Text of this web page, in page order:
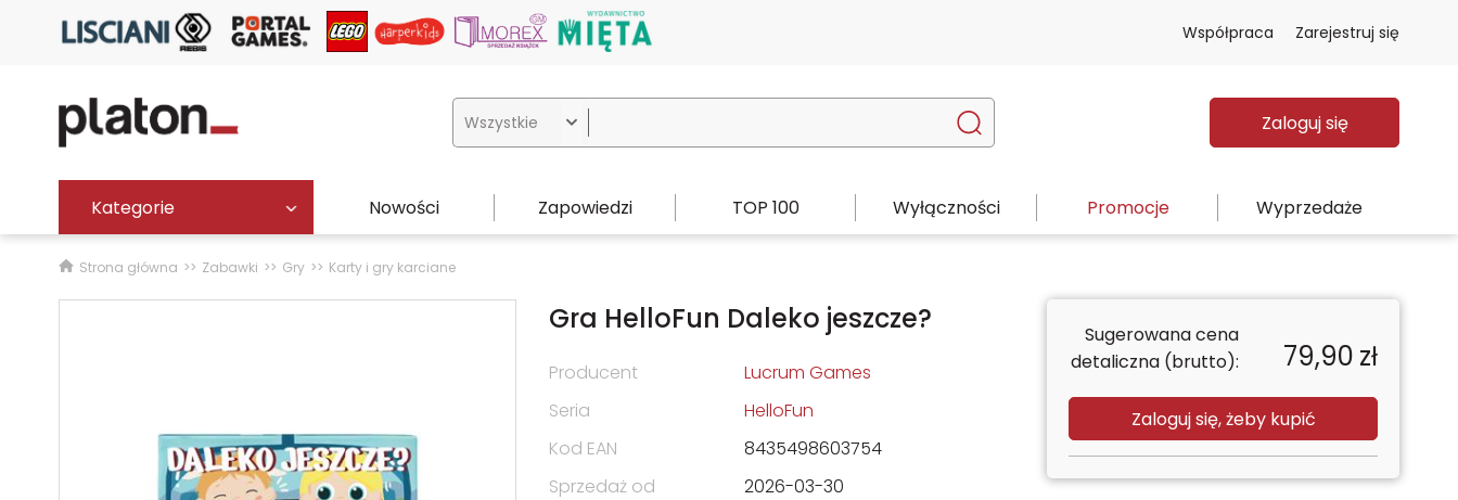
Współpraca Zarejestruj się
 Zaloguj się
Kategorie Nowości Zapowiedzi TOP 100 Wyłączności Promocje Wyprzedaże
Strona główna Zabawki Gry Karty i gry karciane
Gra HelloFun Daleko jeszcze?
Producent
Lucrum Games
Seria
HelloFun
Kod EAN
8435498603754
Sprzedaż od
2026-03-30
Sugerowana cena
detaliczna (brutto):
79,90 zł
Zaloguj się, żeby kupić